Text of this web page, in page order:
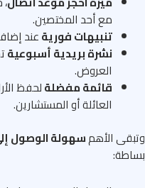
مع أحد المختصين.
تنبيهات فوريةعند إضافة
نشرة بريدية أسبوعية
العروض.
قائمة مفضلةلحفظ
العائلة أو المستشارين.
الأهمسهولة الوصول إلى